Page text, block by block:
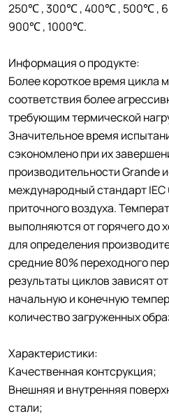
250℃ , 300℃ , 400℃ , 500℃ ,
900℃ , 1000℃.
Информация о продукте:
Более короткое время цикла
соответствия более
требующим термической
Значительное время
сэкономлено при их
производительности Grande
международный стандарт
приточного воздуха.
выполняются от горячего до
для определения
средние 80% переходного
результаты циклов зависят
начальную и конечную
количество загруженных
Характеристики:
Качественная контсрукция;
Внешняя и внутренняя
стали;